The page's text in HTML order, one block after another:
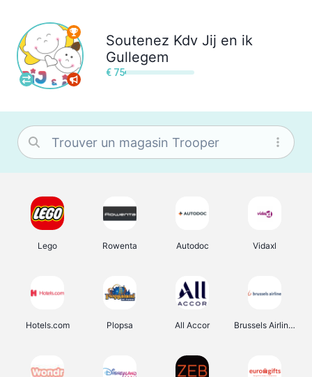
Soutenez Kdv Jij en ik
Gullegem
€ 75
Lego Rowenta Autodoc Vidaxl
Hotels.com Plopsa All Accor Brussels Airlines